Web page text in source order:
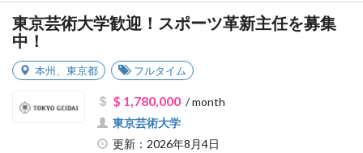
東京芸術大学歓迎！スポーツ革新主任を募集
中！
本州 東京都 フルタイム
$ 1,780,000/ month
東京芸術大学
更新：2026年8月4日